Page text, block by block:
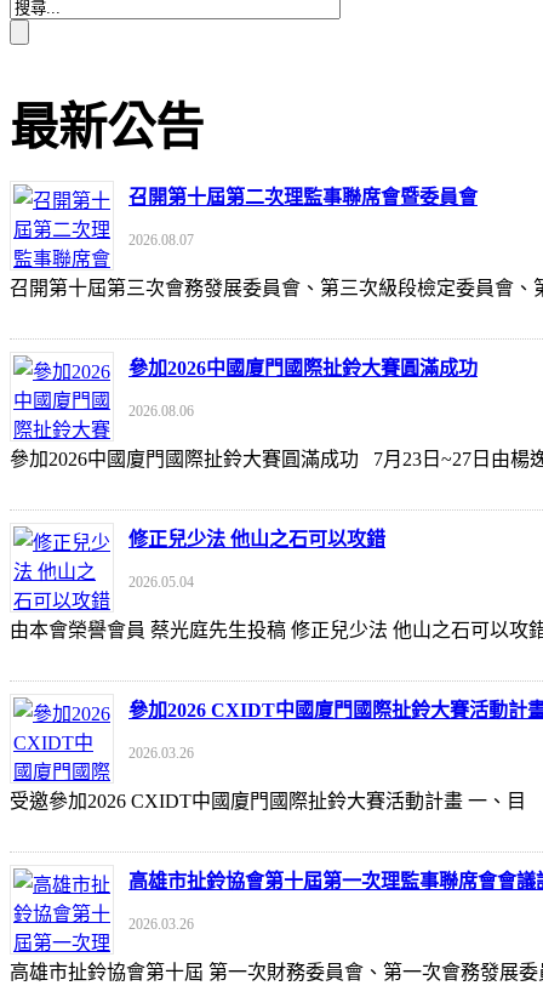
最新公告
召開第十屆第二次理監事聯席會暨委員會
2026.08.07
召開第十屆第三次會務發展委員會、第三次級段檢定委員
參加2026中國廈門國際扯鈴大賽圓滿成功
2026.08.06
參加2026中國廈門國際扯鈴大賽圓滿成功 7月23日~27日由
修正兒少法 他山之石可以攻錯
2026.05.04
由本會榮譽會員 蔡光庭先生投稿 修正兒少法 他山之石可以攻
參加2026 CXIDT中國廈門國際扯鈴大賽活動計
2026.03.26
受邀參加2026 CXIDT中國廈門國際扯鈴大賽活動計畫 一、
高雄市扯鈴協會第十屆第一次理監事聯席會會議
2026.03.26
高雄市扯鈴協會第十屆 第一次財務委員會、第一次會務發展